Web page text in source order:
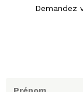
Demandez